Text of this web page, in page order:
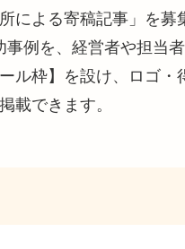
による寄稿記事」を募
例を、経営者や担当
ル枠】を設け、ロゴ・
掲載できます。